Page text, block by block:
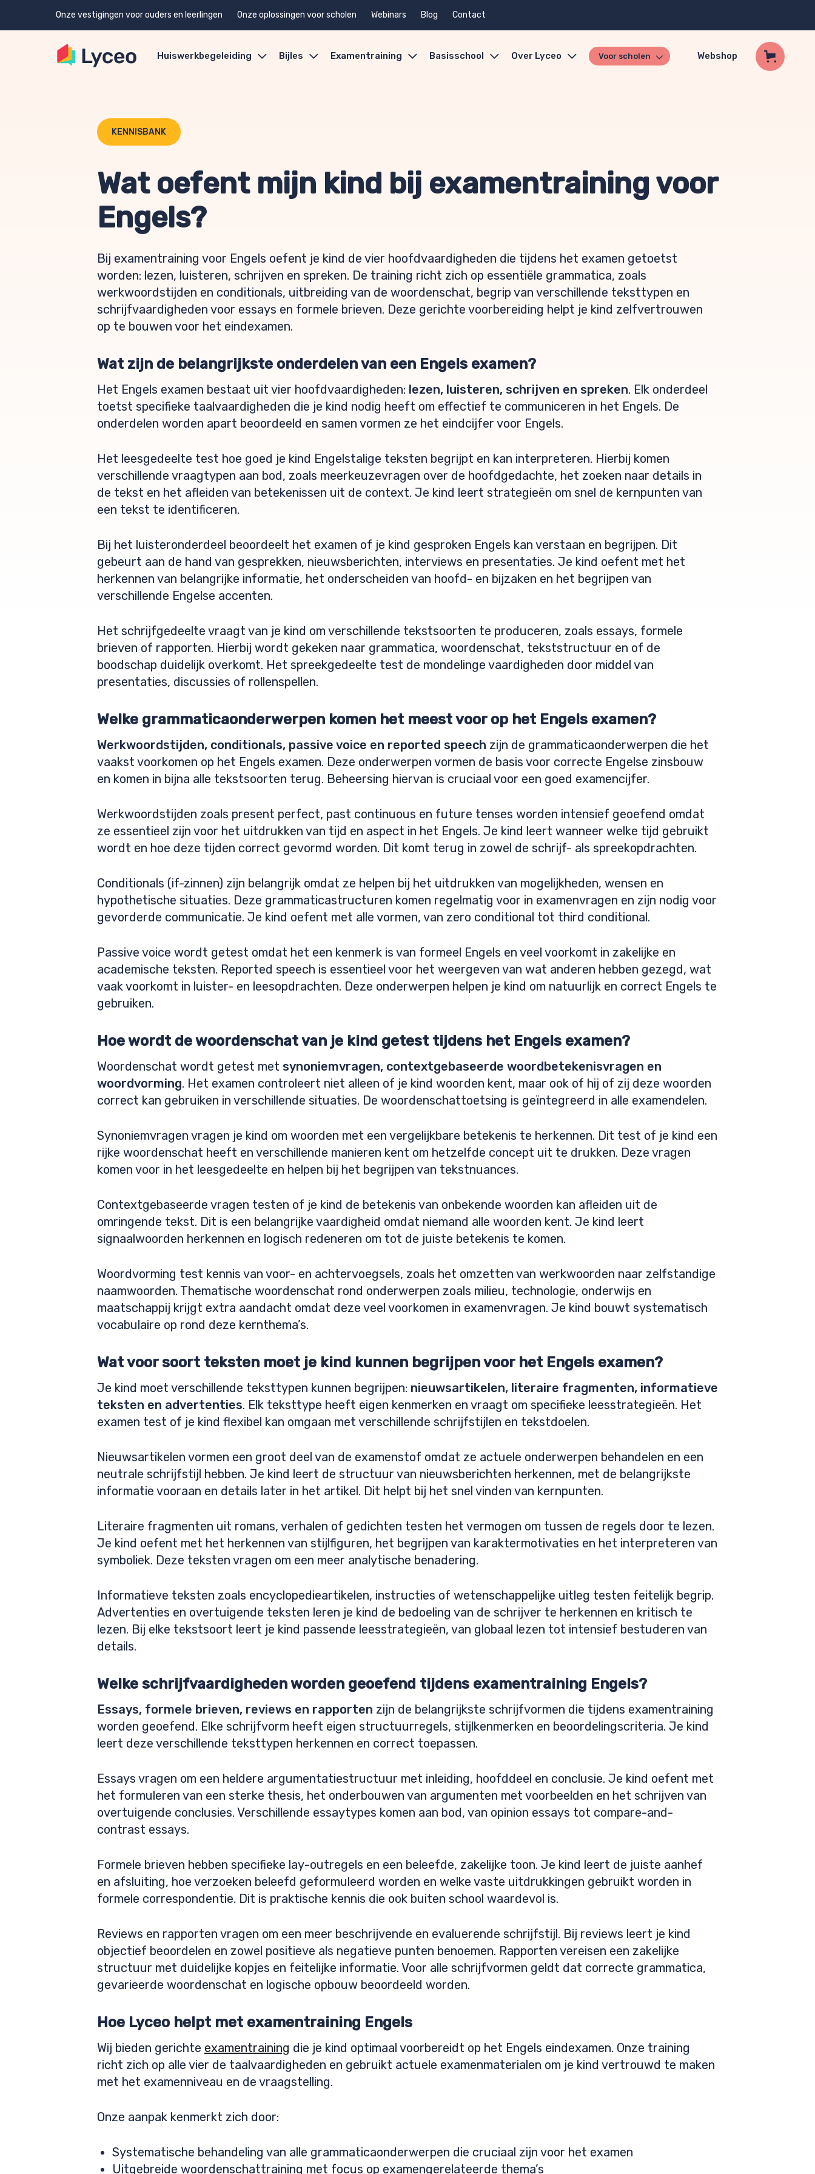
Onze vestigingen voor ouders en leerlingen Onze oplossingen voor scholen Webinars Blog Contact
Huiswerkbegeleiding Bijles Examentraining Basisschool Over Lyceo Voor scholen Webshop
KENNISBANK
Wat oefent mijn kind bij examentraining voor
Engels?
Bij examentraining voor Engels oefent je kind de vier hoofdvaardigheden die tijdens het examen getoetst
worden: lezen, luisteren, schrijven en spreken. De training richt zich op essentiële grammatica, zoals
werkwoordstijden en conditionals, uitbreiding van de woordenschat, begrip van verschillende teksttypen en
schrijfvaardigheden voor essays en formele brieven. Deze gerichte voorbereiding helpt je kind zelfvertrouwen
op te bouwen voor het eindexamen.
Wat zijn de belangrijkste onderdelen van een Engels examen?
Het Engels examen bestaat uit vier hoofdvaardigheden: lezen, luisteren, schrijven en spreken. Elk onderdeel
toetst specifieke taalvaardigheden die je kind nodig heeft om effectief te communiceren in het Engels. De
onderdelen worden apart beoordeeld en samen vormen ze het eindcijfer voor Engels.
Het leesgedeelte test hoe goed je kind Engelstalige teksten begrijpt en kan interpreteren. Hierbij komen
verschillende vraagtypen aan bod, zoals meerkeuzevragen over de hoofdgedachte, het zoeken naar details in
de tekst en het afleiden van betekenissen uit de context. Je kind leert strategieën om snel de kernpunten van
een tekst te identificeren.
Bij het luisteronderdeel beoordeelt het examen of je kind gesproken Engels kan verstaan en begrijpen. Dit
gebeurt aan de hand van gesprekken, nieuwsberichten, interviews en presentaties. Je kind oefent met het
herkennen van belangrijke informatie, het onderscheiden van hoofd- en bijzaken en het begrijpen van
verschillende Engelse accenten.
Het schrijfgedeelte vraagt van je kind om verschillende tekstsoorten te produceren, zoals essays, formele
brieven of rapporten. Hierbij wordt gekeken naar grammatica, woordenschat, tekststructuur en of de
boodschap duidelijk overkomt. Het spreekgedeelte test de mondelinge vaardigheden door middel van
presentaties, discussies of rollenspellen.
Welke grammaticaonderwerpen komen het meest voor op het Engels examen?
Werkwoordstijden, conditionals, passive voice en reported speech zijn de grammaticaonderwerpen die het
vaakst voorkomen op het Engels examen. Deze onderwerpen vormen de basis voor correcte Engelse zinsbouw
en komen in bijna alle tekstsoorten terug. Beheersing hiervan is cruciaal voor een goed examencijfer.
Werkwoordstijden zoals present perfect, past continuous en future tenses worden intensief geoefend omdat
ze essentieel zijn voor het uitdrukken van tijd en aspect in het Engels. Je kind leert wanneer welke tijd gebruikt
wordt en hoe deze tijden correct gevormd worden. Dit komt terug in zowel de schrijf- als spreekopdrachten.
Conditionals (if-zinnen) zijn belangrijk omdat ze helpen bij het uitdrukken van mogelijkheden, wensen en
hypothetische situaties. Deze grammaticastructuren komen regelmatig voor in examenvragen en zijn nodig voor
gevorderde communicatie. Je kind oefent met alle vormen, van zero conditional tot third conditional.
Passive voice wordt getest omdat het een kenmerk is van formeel Engels en veel voorkomt in zakelijke en
academische teksten. Reported speech is essentieel voor het weergeven van wat anderen hebben gezegd, wat
vaak voorkomt in luister- en leesopdrachten. Deze onderwerpen helpen je kind om natuurlijk en correct Engels te
gebruiken.
Hoe wordt de woordenschat van je kind getest tijdens het Engels examen?
Woordenschat wordt getest met synoniemvragen, contextgebaseerde woordbetekenisvragen en
woordvorming. Het examen controleert niet alleen of je kind woorden kent, maar ook of hij of zij deze woorden
correct kan gebruiken in verschillende situaties. De woordenschattoetsing is geïntegreerd in alle examendelen.
Synoniemvragen vragen je kind om woorden met een vergelijkbare betekenis te herkennen. Dit test of je kind een
rijke woordenschat heeft en verschillende manieren kent om hetzelfde concept uit te drukken. Deze vragen
komen voor in het leesgedeelte en helpen bij het begrijpen van tekstnuances.
Contextgebaseerde vragen testen of je kind de betekenis van onbekende woorden kan afleiden uit de
omringende tekst. Dit is een belangrijke vaardigheid omdat niemand alle woorden kent. Je kind leert
signaalwoorden herkennen en logisch redeneren om tot de juiste betekenis te komen.
Woordvorming test kennis van voor- en achtervoegsels, zoals het omzetten van werkwoorden naar zelfstandige
naamwoorden. Thematische woordenschat rond onderwerpen zoals milieu, technologie, onderwijs en
maatschappij krijgt extra aandacht omdat deze veel voorkomen in examenvragen. Je kind bouwt systematisch
vocabulaire op rond deze kernthema’s.
Wat voor soort teksten moet je kind kunnen begrijpen voor het Engels examen?
Je kind moet verschillende teksttypen kunnen begrijpen: nieuwsartikelen, literaire fragmenten, informatieve
teksten en advertenties. Elk teksttype heeft eigen kenmerken en vraagt om specifieke leesstrategieën. Het
examen test of je kind flexibel kan omgaan met verschillende schrijfstijlen en tekstdoelen.
Nieuwsartikelen vormen een groot deel van de examenstof omdat ze actuele onderwerpen behandelen en een
neutrale schrijfstijl hebben. Je kind leert de structuur van nieuwsberichten herkennen, met de belangrijkste
informatie vooraan en details later in het artikel. Dit helpt bij het snel vinden van kernpunten.
Literaire fragmenten uit romans, verhalen of gedichten testen het vermogen om tussen de regels door te lezen.
Je kind oefent met het herkennen van stijlfiguren, het begrijpen van karaktermotivaties en het interpreteren van
symboliek. Deze teksten vragen om een meer analytische benadering.
Informatieve teksten zoals encyclopedieartikelen, instructies of wetenschappelijke uitleg testen feitelijk begrip.
Advertenties en overtuigende teksten leren je kind de bedoeling van de schrijver te herkennen en kritisch te
lezen. Bij elke tekstsoort leert je kind passende leesstrategieën, van globaal lezen tot intensief bestuderen van
details.
Welke schrijfvaardigheden worden geoefend tijdens examentraining Engels?
Essays, formele brieven, reviews en rapporten zijn de belangrijkste schrijfvormen die tijdens examentraining
worden geoefend. Elke schrijfvorm heeft eigen structuurregels, stijlkenmerken en beoordelingscriteria. Je kind
leert deze verschillende teksttypen herkennen en correct toepassen.
Essays vragen om een heldere argumentatiestructuur met inleiding, hoofddeel en conclusie. Je kind oefent met
het formuleren van een sterke thesis, het onderbouwen van argumenten met voorbeelden en het schrijven van
overtuigende conclusies. Verschillende essaytypes komen aan bod, van opinion essays tot compare-and-
contrast essays.
Formele brieven hebben specifieke lay-outregels en een beleefde, zakelijke toon. Je kind leert de juiste aanhef
en afsluiting, hoe verzoeken beleefd geformuleerd worden en welke vaste uitdrukkingen gebruikt worden in
formele correspondentie. Dit is praktische kennis die ook buiten school waardevol is.
Reviews en rapporten vragen om een meer beschrijvende en evaluerende schrijfstijl. Bij reviews leert je kind
objectief beoordelen en zowel positieve als negatieve punten benoemen. Rapporten vereisen een zakelijke
structuur met duidelijke kopjes en feitelijke informatie. Voor alle schrijfvormen geldt dat correcte grammatica,
gevarieerde woordenschat en logische opbouw beoordeeld worden.
Hoe Lyceo helpt met examentraining Engels
Wij bieden gerichte examentraining die je kind optimaal voorbereidt op het Engels eindexamen. Onze training
richt zich op alle vier de taalvaardigheden en gebruikt actuele examenmaterialen om je kind vertrouwd te maken
met het examenniveau en de vraagstelling.
Onze aanpak kenmerkt zich door:
Systematische behandeling van alle grammaticaonderwerpen die cruciaal zijn voor het examen
Uitgebreide woordenschattraining met focus op examengerelateerde thema’s